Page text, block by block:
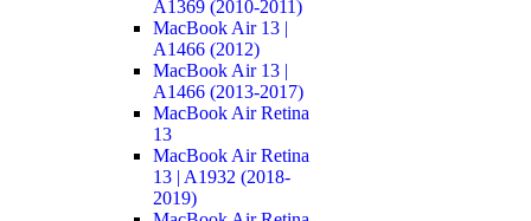
A1369 (2010-2011)
MacBook Air 13 |
A1466 (2012)
MacBook Air 13 |
A1466 (2013-2017)
MacBook Air Retina
13
MacBook Air Retina
13 | A1932 (2018-
2019)